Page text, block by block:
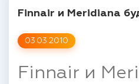
03.03.2010
Finnair и Meridiana
Finnair и